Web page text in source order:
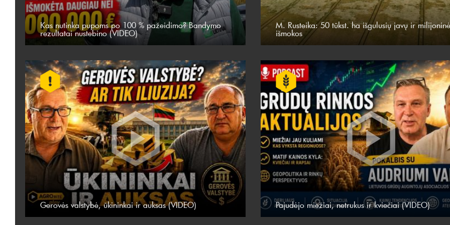
Kas nutinka pupoms po 100 % pažeidimo? Bandymo
rezultatai nustebino (VIDEO)
M. Rusteika: 50 tūkst. ha išgulusių javų ir
išmokos
Gerovės valstybė, ūkininkai ir auksas (VIDEO) Pajudėjo miežiai, netrukus ir kviečiai (VIDEO)